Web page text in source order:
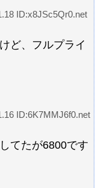
ID:x8JSc5Qr0.net
ど、フルプライ
ID:6K7MMJ6f0.net
てたが6800です